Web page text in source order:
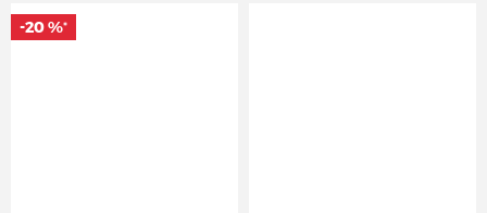
-20 %*